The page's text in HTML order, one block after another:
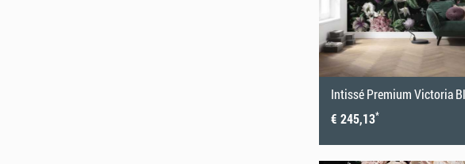
Intissé Premium Victoria
€ 245,13*